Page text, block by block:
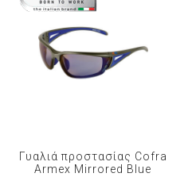
Γυαλιά προστασίας Cofra
Armex Mirrored Blue